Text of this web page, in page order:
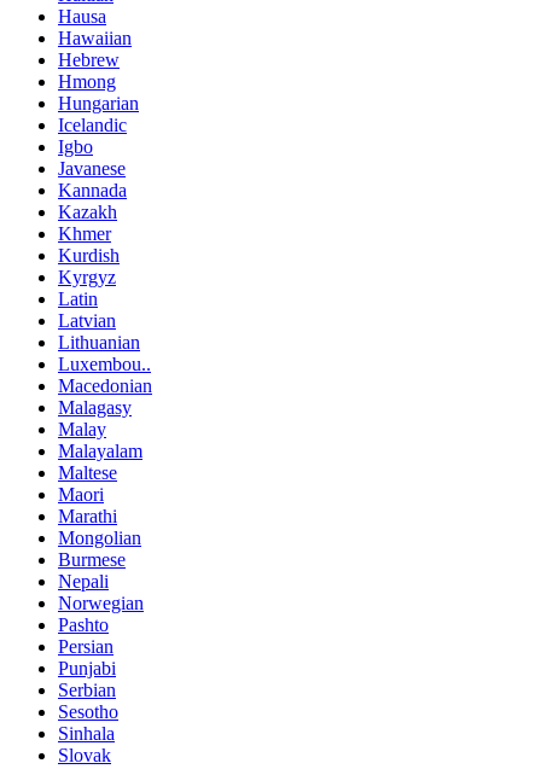
Hausa
Hawaiian
Hebrew
Hmong
Hungarian
Icelandic
Igbo
Javanese
Kannada
Kazakh
Khmer
Kurdish
Kyrgyz
Latin
Latvian
Lithuanian
Luxembou..
Macedonian
Malagasy
Malay
Malayalam
Maltese
Maori
Marathi
Mongolian
Burmese
Nepali
Norwegian
Pashto
Persian
Punjabi
Serbian
Sesotho
Sinhala
Slovak